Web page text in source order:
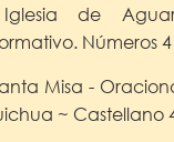
de
Números
Misa -
~ Castellano